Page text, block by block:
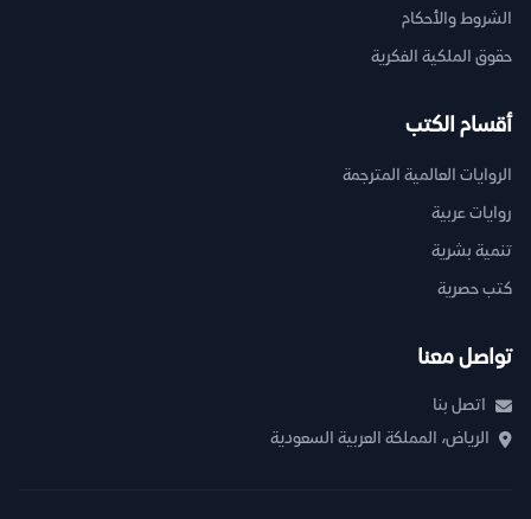
الشروط والأحكام
حقوق الملكية الفكرية
أقسام الكتب
الروايات العالمية المترجمة
روايات عربية
تنمية بشرية
كتب حصرية
تواصل معنا
اتصل بنا
الرياض، المملكة العربية السعودية